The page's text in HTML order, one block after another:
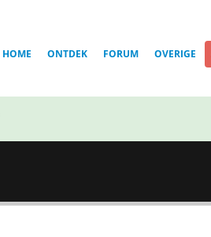
HOME ONTDEK FORUM OVERIGE